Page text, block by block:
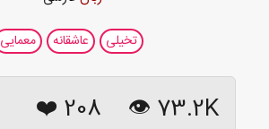
تخیلی عاشقانه معمایی
73.2K 👁
208
❤️